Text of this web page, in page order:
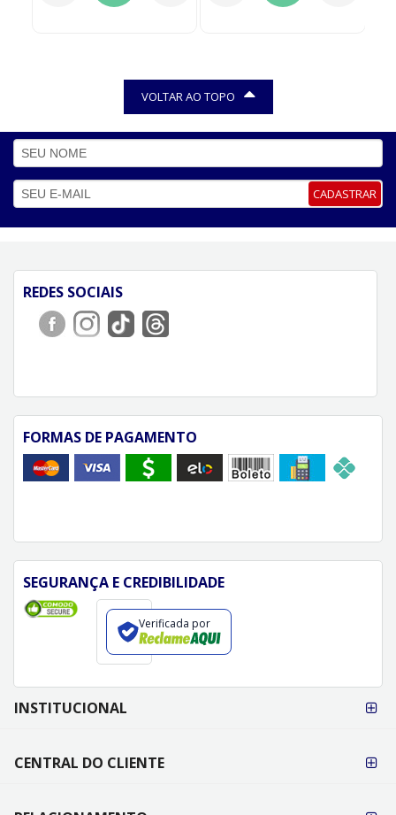
VOLTAR AO TOPO
CADASTRAR
REDES SOCIAIS
FORMAS DE PAGAMENTO
SEGURANÇA E CREDIBILIDADE
Verificada por
FORMAS DE
PAGAMENTO
INSTITUCIONAL
CENTRAL DO CLIENTE